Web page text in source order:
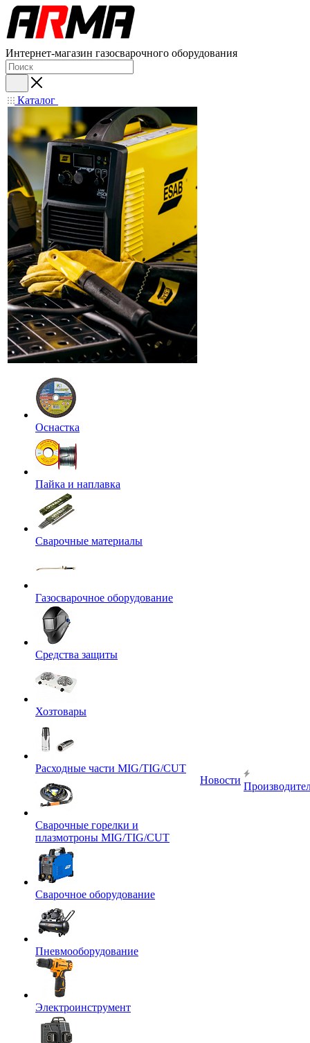
Интернет-магазин газосварочного оборудования
Каталог
Оснастка
Пайка и наплавка
Сварочные материалы
Газосварочное оборудование
Средства защиты
Хозтовары
Расходные части MIG/TIG/CUT
Сварочные горелки и
плазмотроны MIG/TIG/CUT
Сварочное оборудование
Пневмооборудование
Электроинструмент
Новости